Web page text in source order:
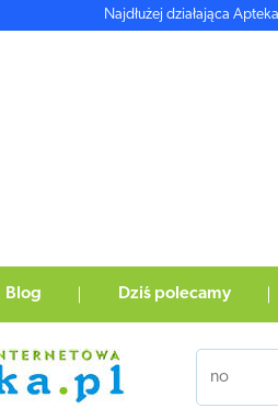
Najdłużej działająca
Blog Dziś polecamy